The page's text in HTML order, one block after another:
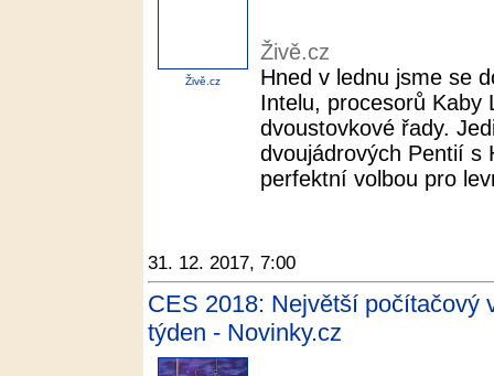
Živě.cz
Živě.cz
Hned v lednu jsme se
Intelu, procesorů Kaby
dvoustovkové řady.
dvoujádrových Pentií s
perfektní volbou pro
31. 12. 2017, 7:00
CES 2018: Největší počítačový
týden - Novinky.cz